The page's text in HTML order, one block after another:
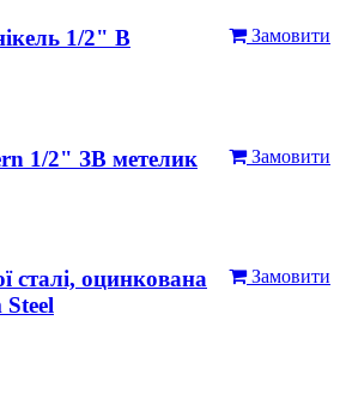
Замовити
1/2" В
Замовити
1/2" ЗВ метелик
Замовити
сталі, оцинкована